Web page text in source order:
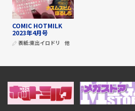
COMIC HOTMILK
2023年4月号
表紙:東出イロドリ 他